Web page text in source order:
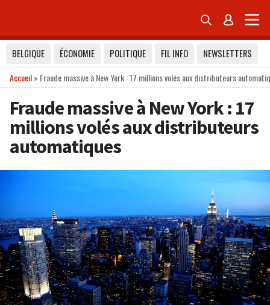
 
BELGIQUE ÉCONOMIE POLITIQUE FIL INFO
NEWSLETTERS
Accueil» Fraude massive à New York : 17 millions volés aux distributeurs
Fraude massive à New York : 17
millions volés aux distributeurs
automatiques